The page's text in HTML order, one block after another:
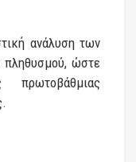
ανάλυση των
πληθυσμού, ώστε
πρωτοβάθμιας